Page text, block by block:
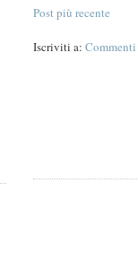
Post più recente
Iscriviti a: